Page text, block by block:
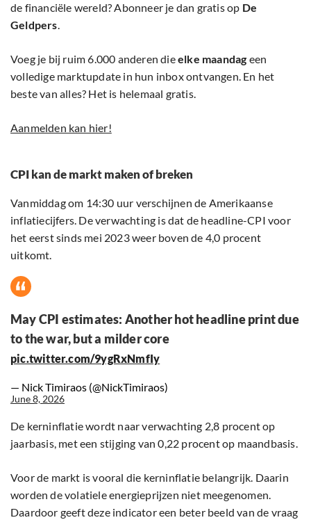
de financiële wereld? Abonneer je dan gratis op De
Geldpers.
Voeg je bij ruim 6.000 anderen dieelke maandag een
volledige marktupdate in hun inbox ontvangen. En het
beste van alles? Het is helemaal gratis.
Aanmelden kan hier!
CPI kan de markt maken of breken
Vanmiddag om 14:30 uur verschijnen de Amerikaanse
inflatiecijfers. De verwachting is dat de headline-CPI voor
het eerst sinds mei 2023 weer boven de 4,0 procent
uitkomt.
May CPI estimates: Another hot headline print due
to the war, but a milder core
pic.twitter.com/9ygRxNmfIy
— Nick Timiraos (@NickTimiraos)
June 8, 2026
De kerninflatie wordt naar verwachting 2,8 procent op
jaarbasis, met een stijging van 0,22 procent op maandbasis.
Voor de markt is vooral die kerninflatie belangrijk. Daarin
worden de volatiele energieprijzen niet meegenomen.
Daardoor geeft deze indicator een beter beeld van de vraag